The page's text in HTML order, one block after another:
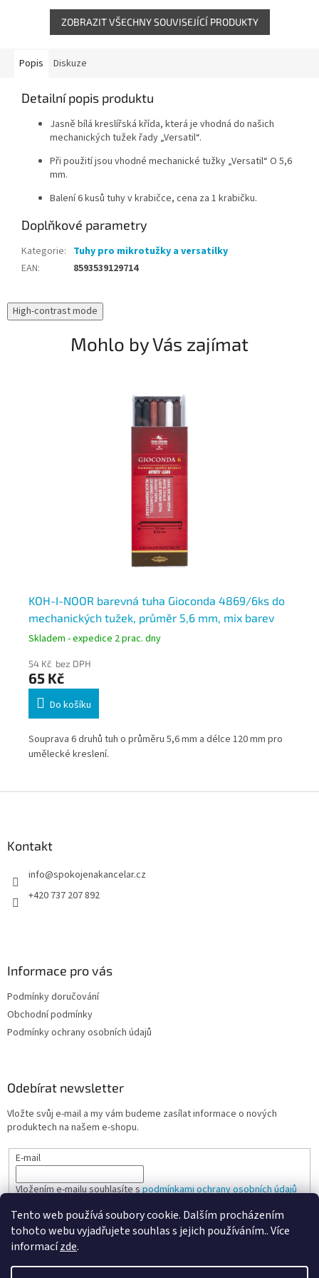
Tento web používá soubory cookie. Dalším procházením
tohoto webu vyjadřujete souhlas s jejich používáním.. Více
informacízde.
Celokovová...
ZOBRAZIT VŠECHNY SOUVISEJÍCÍ PRODUKTY
Popis Diskuze
Detailní popis produktu
Jasně bílá kreslířská křída, která je vhodná do našich
mechanických tužek řady „Versatil“.
Při použití jsou vhodné mechanické tužky „Versatil“ O 5,6
mm.
Balení 6 kusů tuhy v krabičce, cena za 1 krabičku.
Doplňkové parametry
Kategorie: Tuhy pro mikrotužky a versatilky
EAN: 8593539129714
High-contrast mode
Mohlo by Vás zajímat
KOH-I-NOOR barevná tuha Gioconda 4869/6ks do
mechanických tužek, průměr 5,6 mm, mix barev
Skladem - expedice 2 prac. dny
54 Kč bez DPH
65 Kč
Do košíku
Souprava 6 druhů tuh o průměru 5,6 mm a délce 120 mm pro
umělecké kreslení.
Kontakt
info@spokojenakancelar.cz
+420 737 207 892
Informace pro vás
Podmínky doručování
Obchodní podmínky
Podmínky ochrany osobních údajů
Odebírat newsletter
Vložte svůj e-mail a my vám budeme zasílat informace o nových
produktech na našem e-shopu.
E-mail
Vložením e-mailu souhlasíte spodmínkami ochrany osobních údajů
PŘIHLÁSIT SE